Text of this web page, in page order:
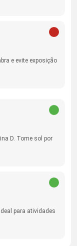
e evite exposição
D. Tome sol por
para atividades